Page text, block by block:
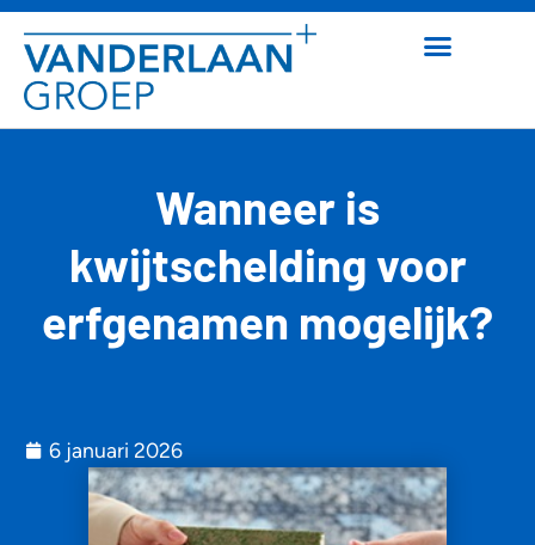
Wanneer is
kwijtschelding voor
erfgenamen mogelijk?
6 januari 2026